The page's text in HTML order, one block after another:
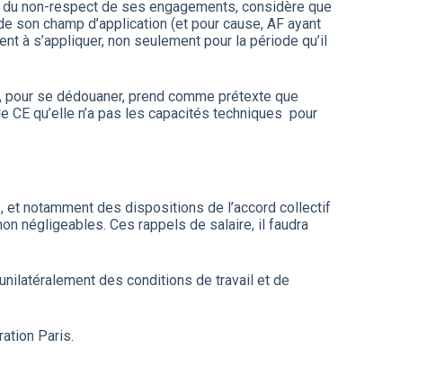
non-respect de ses engagements, considère que
champ d’application (et pour cause, AF ayant
à s’appliquer, non seulement pour la période qu’il
pour se dédouaner, prend comme prétexte que
CE qu’elle n’a pas les capacités techniques pour
notamment des dispositions de l’accord collectif
négligeables. Ces rappels de salaire, il faudra
des conditions de travail et de
Paris.